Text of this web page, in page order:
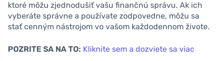
ktoré môžu zjednodušiť vašu finančnú správu. Ak ich
vyberáte správne a používate zodpovedne, môžu sa
stať cenným nástrojom vo vašom každodennom živote.
POZRITE SA NA TO: Kliknite sem a dozviete sa viac